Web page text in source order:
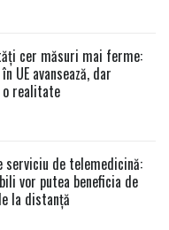
cer măsuri mai ferme:
UE avansează, dar
realitate
serviciu de telemedicină:
vor putea beneficia de
la distanță